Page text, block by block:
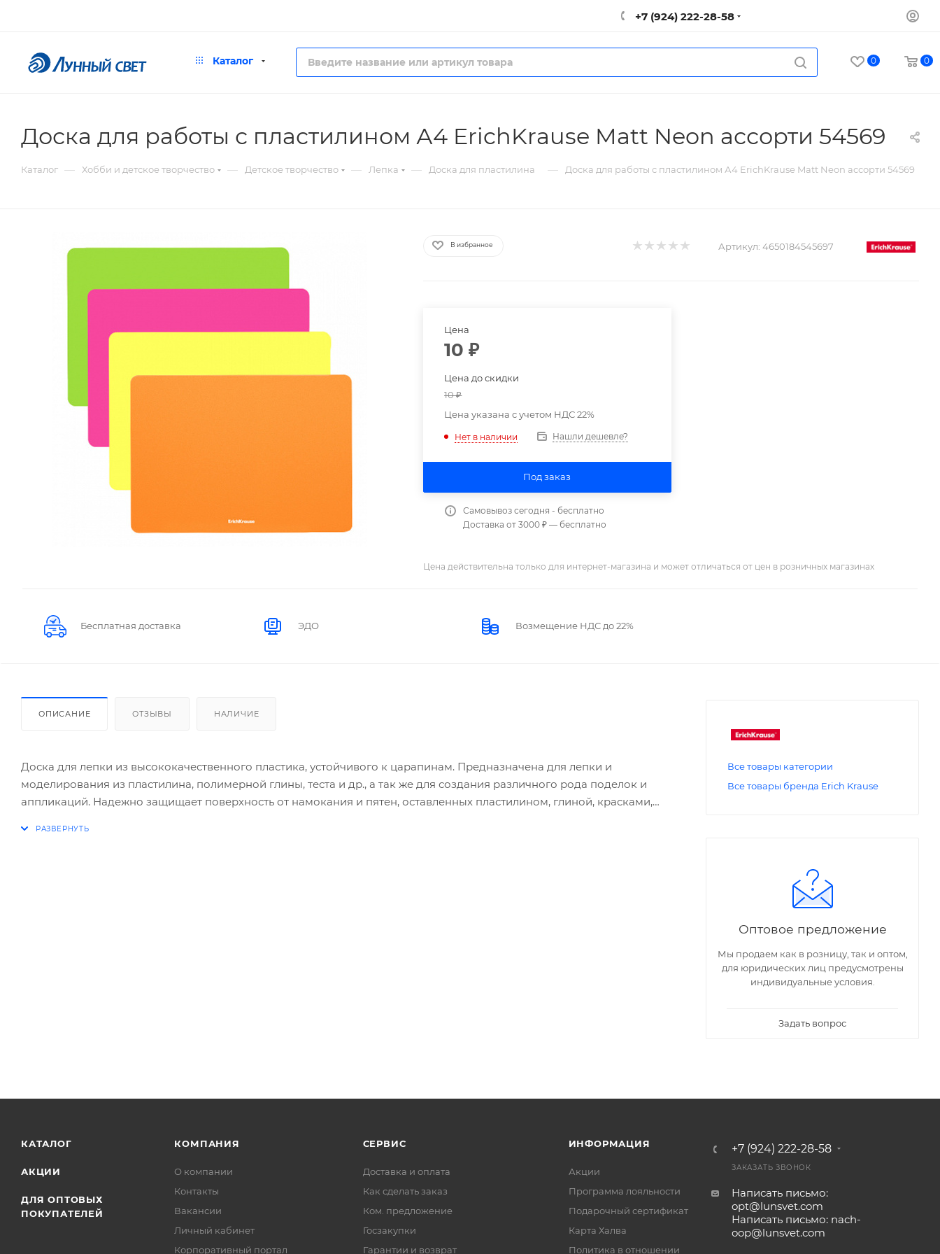
+7 (924) 222-28-58
Каталог 0 0
Доска для работы с пластилином А4 ErichKrause Matt Neon ассорти 54569
Каталог — Хобби и детское творчество — Детское творчество — Лепка — Доска для пластилина — Доска для работы с пластилином А4 ErichKrause Matt Neon ассорти 54569
В избранное Артикул: 4650184545697
Цена
10 ₽
Цена до скидки
10₽
Цена указана с учетом НДС 22%
Нет в наличии Нашли дешевле?
Под заказ
Самовывоз сегодня - бесплатно
Доставка от 3000 ₽ — бесплатно
Цена действительна только для интернет-магазина и может отличаться от цен в розничных магазинах
Бесплатная доставка ЭДО Возмещение НДС до 22%
ОПИСАНИЕ ОТЗЫВЫ НАЛИЧИЕ
Доска для лепки из высококачественного пластика, устойчивого к царапинам. Предназначена для лепки и
моделирования из пластилина, полимерной глины, теста и др., а так же для создания различного рода поделок и
аппликаций. Надежно защищает поверхность от намокания и пятен, оставленных пластилином, глиной, красками,
Все товары категории
Все товары бренда Erich Krause
Оптовое предложение
Мы продаем как в розницу, так и оптом,
для юридических лиц предусмотрены
индивидуальные условия.
Задать вопрос
КАТАЛОГ
АКЦИИ
ДЛЯ ОПТОВЫХ
ПОКУПАТЕЛЕЙ
КОМПАНИЯ
О компании
Контакты
Вакансии
Личный кабинет
Корпоративный портал
СЕРВИС
Доставка и оплата
Как сделать заказ
Ком. предложение
Госзакупки
Гарантии и возврат
ИНФОРМАЦИЯ
Акции
Программа лояльности
Подарочный сертификат
Карта Халва
Политика в отношении
+7 (924) 222-28-58
ЗАКАЗАТЬ ЗВОНОК
Написать письмо:
opt@lunsvet.com
Написать письмо: nach-
oop@lunsvet.com